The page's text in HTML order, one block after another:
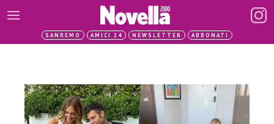
SANREMO AMICI 24 NEWSLETTER ABBONATI